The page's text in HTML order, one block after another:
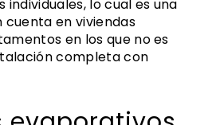
lo cual es una
en viviendas
en los que no es
completa con